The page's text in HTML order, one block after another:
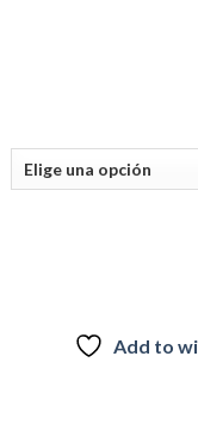
Add to